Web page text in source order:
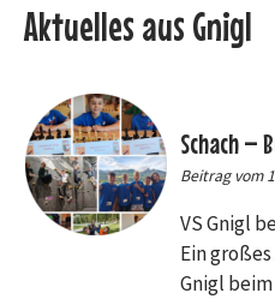
Aktuelles aus Gnigl
Schach –
Beitrag vom
VS Gnigl
Ein
Gnigl